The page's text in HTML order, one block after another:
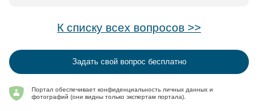
К списку всех вопросов >>
Задать свой вопрос бесплатно
Портал обеспечивает конфиденциальность личных данных и
фотографий (они видны только экспертам портала).